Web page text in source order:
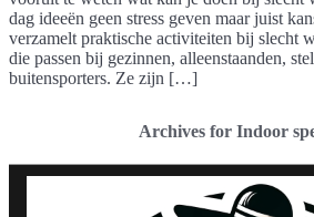
dag ideeën geen stress geven maar juist
verzamelt praktische activiteiten bij slecht
die passen bij gezinnen, alleenstaanden,
buitensporters. Ze zijn […]
Archives for Indoor